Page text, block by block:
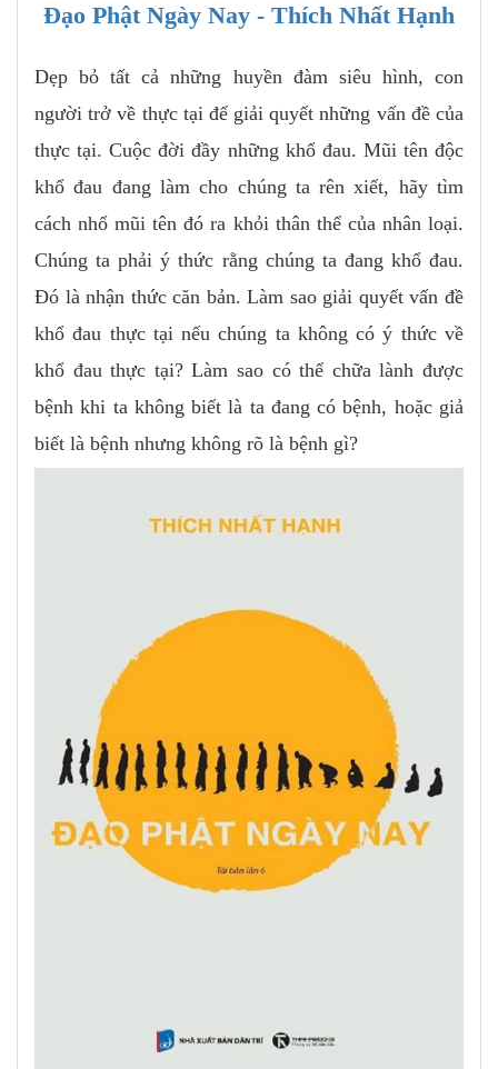
Đạo Phật Ngày Nay - Thích Nhất Hạnh
Dẹp bỏ tất cả những huyền đàm siêu hình, con
người trở về thực tại để giải quyết những vấn đề của
thực tại. Cuộc đời đầy những khổ đau. Mũi tên độc
khổ đau đang làm cho chúng ta rên xiết, hãy tìm
cách nhổ mũi tên đó ra khỏi thân thể của nhân loại.
Chúng ta phải ý thức rằng chúng ta đang khổ đau.
Ðó là nhận thức căn bản. Làm sao giải quyết vấn đề
khổ đau thực tại nếu chúng ta không có ý thức về
khổ đau thực tại? Làm sao có thể chữa lành được
bệnh khi ta không biết là ta đang có bệnh, hoặc giả
biết là bệnh nhưng không rõ là bệnh gì?